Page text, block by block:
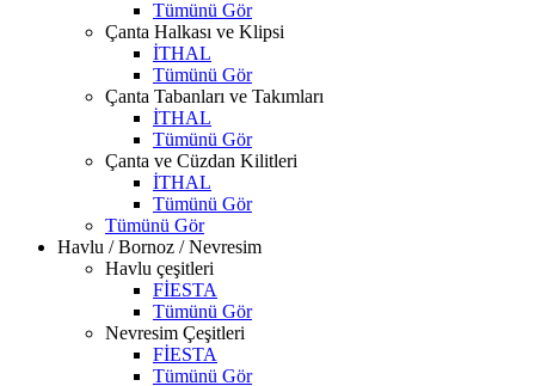
Tümünü Gör
Çanta Halkası ve Klipsi
İTHAL
Tümünü Gör
Çanta Tabanları ve Takımları
İTHAL
Tümünü Gör
Çanta ve Cüzdan Kilitleri
İTHAL
Tümünü Gör
Tümünü Gör
Havlu / Bornoz / Nevresim
Havlu çeşitleri
FİESTA
Tümünü Gör
Nevresim Çeşitleri
FİESTA
Tümünü Gör